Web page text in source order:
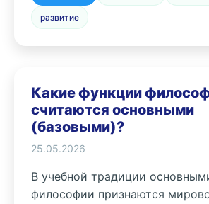
развитие
Какие функции
считаются основными
(базовыми)?
25.05.2026
В учебной традиции
философии признаются